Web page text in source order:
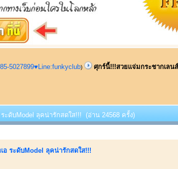
5027899♥Line:funkyclub)
ศุกร์นี้!!!สวยแจ่มกระชากเลน
ดับModel ลุคน่ารักสดใส!!! (อ่าน 24568 ครั้ง)
ระดับModel ลุคน่ารักสดใส!!!